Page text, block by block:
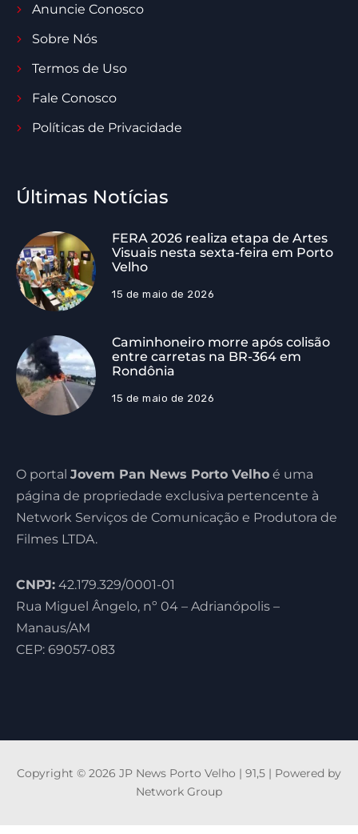
Anuncie Conosco
Sobre Nós
Termos de Uso
Fale Conosco
Políticas de Privacidade
Últimas Notícias
FERA 2026 realiza etapa de Artes
Visuais nesta sexta-feira em Porto
Velho
15 de maio de 2026
Caminhoneiro morre após colisão
entre carretas na BR-364 em
Rondônia
15 de maio de 2026
O portal Jovem Pan News Porto Velho é uma
página de propriedade exclusiva pertencente à
Network Serviços de Comunicação e Produtora de
Filmes LTDA.
CNPJ: 42.179.329/0001-01
Rua Miguel Ângelo, nº 04 – Adrianópolis –
Manaus/AM
CEP: 69057-083
Copyright © 2026 JP News Porto Velho | 91,5 | Powered by
Network Group